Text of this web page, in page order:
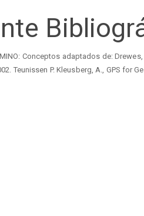
Conceptos adaptados de:
Teunissen P. Kleusberg, A., GPS for